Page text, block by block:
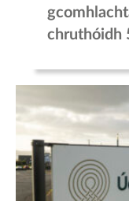
chruthóidh